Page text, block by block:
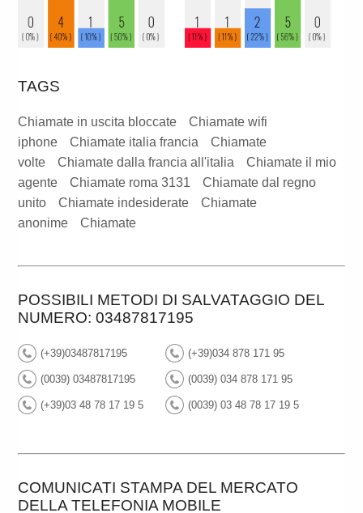
TAGS
Chiamate in uscita bloccate
Chiamate wifi
iphone
Chiamate italia francia
Chiamate
volte
Chiamate dalla francia all'italia
Chiamate il mio
agente
Chiamate roma 3131
Chiamate dal regno
unito
Chiamate indesiderate
Chiamate
anonime
Chiamate
POSSIBILI METODI DI SALVATAGGIO DEL
NUMERO: 03487817195
(+39)03487817195 (+39)034 878 171 95
(0039) 03487817195 (0039) 034 878 171 95
(+39)03 48 78 17 19 5 (0039) 03 48 78 17 19 5
COMUNICATI STAMPA DEL MERCATO
DELLA TELEFONIA MOBILE